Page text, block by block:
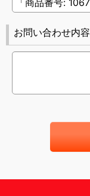
お問い合わせ内容